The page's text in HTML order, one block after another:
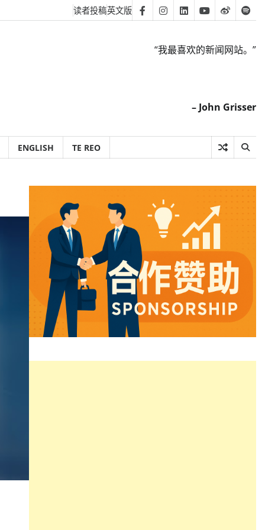
读者投稿英文版 FacebookInstagram
LinkedinYoutube
Weibo
“我最喜欢的新闻网站。”
– John Grisser
ENGLISH TE REO